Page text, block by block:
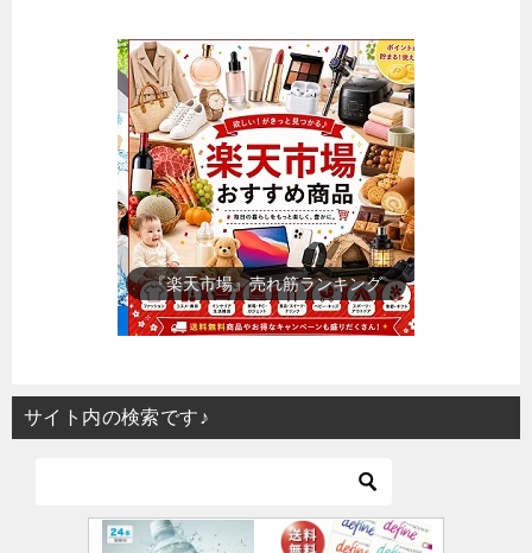
『楽天市場』売れ筋ランキング
サイト内の検索です♪